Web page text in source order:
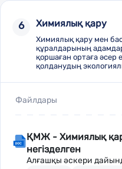
6 Химиялық қару
Химиялық қару мен
құралдарының
қоршаған ортаға әсер
қолданудың
Файлдары
ҚМЖ - Химиялық
негізделген
Алғашқы әскери